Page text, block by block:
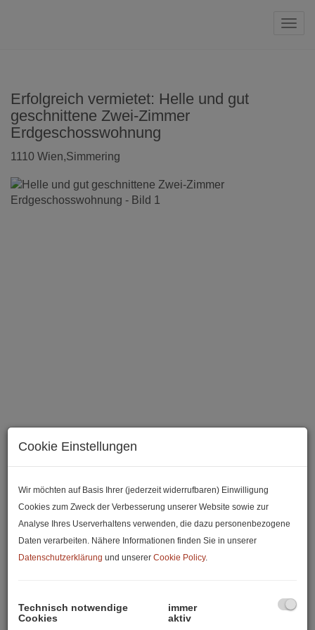
Erfolgreich vermietet: Helle und gut
geschnittene Zwei-Zimmer
Erdgeschosswohnung
1110 Wien,Simmering
Beschreibung
Zu vermieten ist eine sehr gut geschnittene und moderne
moderner Einbauküche (Kühl-Gefrierkombination,
Cookie Einstellungen
Wir möchten auf Basis Ihrer (jederzeit widerrufbaren) Einwilligung
Cookies zum Zweck der Verbesserung unserer Website sowie zur
Analyse Ihres Userverhaltens verwenden, die dazu personenbezogene
Daten verarbeiten. Nähere Informationen finden Sie in unserer
Datenschutzerklärung und unserer Cookie Policy.
Technisch notwendige
Cookies
immer
aktiv